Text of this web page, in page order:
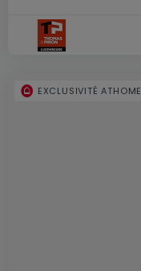
EXCLUSIVITÉ ATHOME